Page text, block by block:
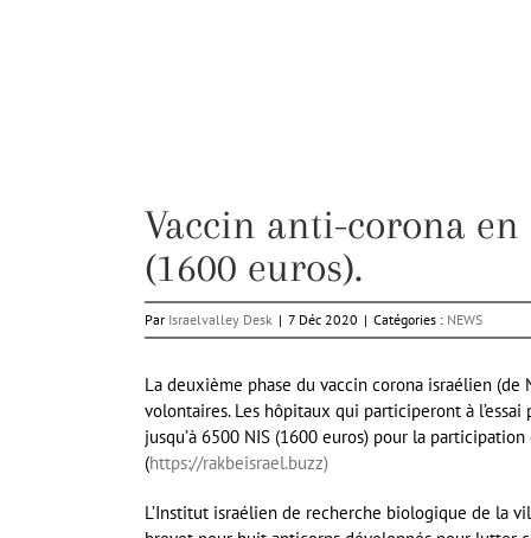
Vaccin anti-corona
(1600 euros).
Par Israelvalley Desk | 7 Déc 2020 | Catégories : NEWS
La deuxième phase du vaccin corona israélien
volontaires. Les hôpitaux qui participeront à
jusqu’à 6500 NIS (1600 euros) pour la
(https://rakbeisrael.buzz)
L’Institut israélien de recherche biologique de la